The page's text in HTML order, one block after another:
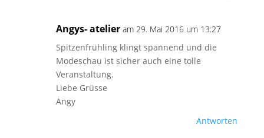
Angys- atelier am 29. Mai 2016 um 13:27
Spitzenfrühling klingt spannend und die
Modeschau ist sicher auch eine tolle
Veranstaltung.
Liebe Grüsse
Angy
Antworten